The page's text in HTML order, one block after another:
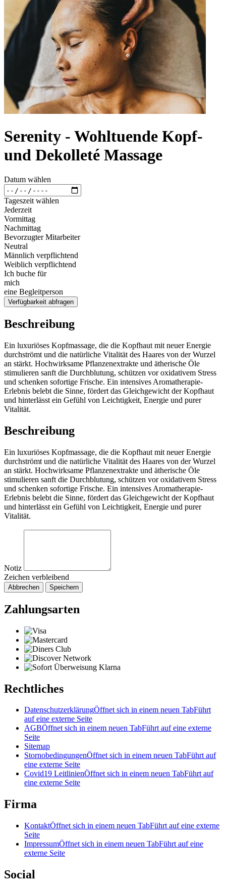
Serenity - Wohltuende Kopf-
und Dekolleté Massage
Datum wählen
Tageszeit wählen
Jederzeit
Vormittag
Nachmittag
Bevorzugter Mitarbeiter
Neutral
Männlich verpflichtend
Weiblich verpflichtend
Ich buche für
mich
eine Begleitperson
Verfügbarkeit abfragen
Beschreibung
Ein luxuriöses Kopfmassage, die die Kopfhaut mit neuer Energie
durchströmt und die natürliche Vitalität des Haares von der Wurzel
an stärkt. Hochwirksame Pflanzenextrakte und ätherische Öle
stimulieren sanft die Durchblutung, schützen vor oxidativem Stress
und schenken sofortige Frische. Ein intensives Aromatherapie-
Erlebnis belebt die Sinne, fördert das Gleichgewicht der Kopfhaut
und hinterlässt ein Gefühl von Leichtigkeit, Energie und purer
Vitalität.
Beschreibung
Ein luxuriöses Kopfmassage, die die Kopfhaut mit neuer Energie
durchströmt und die natürliche Vitalität des Haares von der Wurzel
an stärkt. Hochwirksame Pflanzenextrakte und ätherische Öle
stimulieren sanft die Durchblutung, schützen vor oxidativem Stress
und schenken sofortige Frische. Ein intensives Aromatherapie-
Erlebnis belebt die Sinne, fördert das Gleichgewicht der Kopfhaut
und hinterlässt ein Gefühl von Leichtigkeit, Energie und purer
Vitalität.
Notiz
Zeichen verbleibend
Abbrechen Speichern
Zahlungsarten
Rechtliches
DatenschutzerklärungÖffnet sich in einem neuen TabFührt
auf eine externe Seite
AGBÖffnet sich in einem neuen TabFührt auf eine externe
Seite
Sitemap
StornobedingungenÖffnet sich in einem neuen TabFührt auf
eine externe Seite
Covid19 LeitlinienÖffnet sich in einem neuen TabFührt auf
eine externe Seite
Firma
KontaktÖffnet sich in einem neuen TabFührt auf eine externe
Seite
ImpressumÖffnet sich in einem neuen TabFührt auf eine
externe Seite
Social